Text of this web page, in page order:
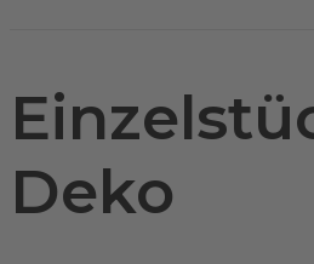
Deko